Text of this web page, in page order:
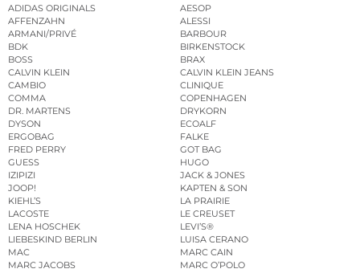
ADIDAS ORIGINALS
AESOP
AFFENZAHN
ALESSI
ARMANI/PRIVÉ
BARBOUR
BDK
BIRKENSTOCK
BOSS
BRAX
CALVIN KLEIN
CALVIN KLEIN JEANS
CAMBIO
CLINIQUE
COMMA
COPENHAGEN
DR. MARTENS
DRYKORN
DYSON
ECOALF
ERGOBAG
FALKE
FRED PERRY
GOT BAG
GUESS
HUGO
IZIPIZI
JACK & JONES
JOOP!
KAPTEN & SON
KIEHL’S
LA PRAIRIE
LACOSTE
LE CREUSET
LENA HOSCHEK
LEVI’S®
LIEBESKIND BERLIN
LUISA CERANO
MAC
MARC CAIN
MARC JACOBS
MARC O’POLO